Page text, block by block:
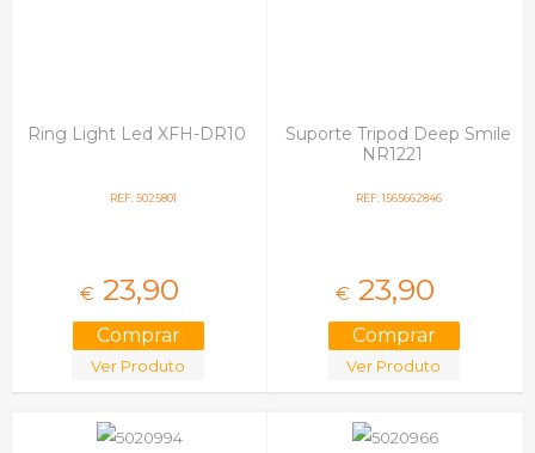
Ring Light Led XFH-DR10
REF: 5025801
€ 23,90
Ver Produto
Suporte Tripod Deep Smile
NR1221
REF: 1565662846
€ 23,90
Ver Produto